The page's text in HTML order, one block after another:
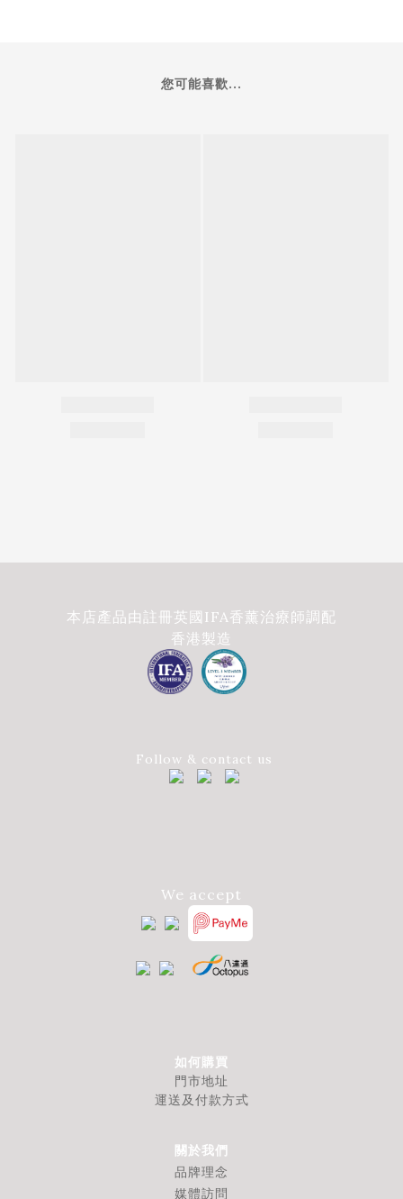
您可能喜歡...
本店產品由註冊英國IFA香薰治療師調配
香港製造
Follow & contact us
We accept
如何購買
門市地址
運送及付款方式
關於我們
品牌理念
媒體訪問